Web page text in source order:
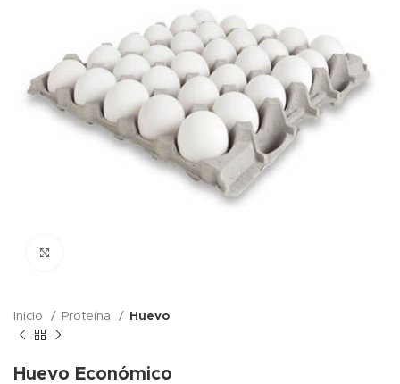
Inicio Proteína Huevo
Huevo Económico